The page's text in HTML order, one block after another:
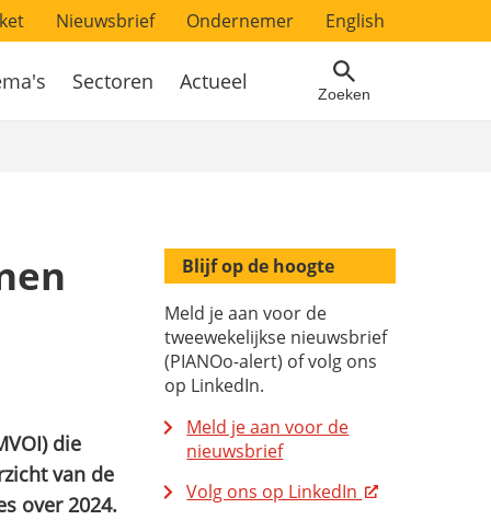
Nieuwsbrief Ondernemer English
Sectoren Actueel Zoeken
die
van de
over 2024.
Blijf op de hoogte
Meld je aan voor de
tweewekelijkse nieuwsbrief
(PIANOo-alert) of volg ons
op LinkedIn.
Meld je aan voor de
nieuwsbrief
Volg ons op LinkedIn